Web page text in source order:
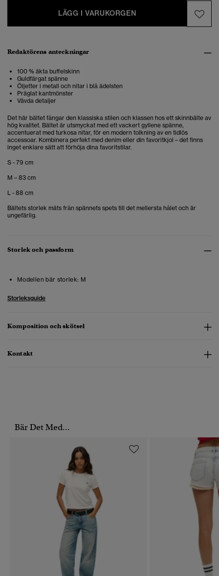
LÄGG I VARUKORGEN
Redaktörens anteckningar
100 % äkta buffelskinn
Guldfärgat spänne
Öljetter i metall och nitar i blå ädelsten
Präglat kantmönster
Vävda detaljer
Det här bältet fångar den klassiska stilen och klassen hos ett skinnbälte av
hög kvalitet. Bältet är utsmyckat med ett vackert gyllene spänne,
accentuerat med turkosa nitar, för en modern tolkning av en tidlös
accessoar. Kombinera perfekt med denim eller din favoritkjol – det finns
inget enklare sätt att förhöja dina favoritstilar.
S - 79 cm
M – 83 cm
L - 88 cm
Bältets storlek mäts från spännets spets till det mellersta hålet och är
ungefärlig.
Storlek och passform
Modellen bär storlek: M
Storleksguide
Komposition och skötsel
Kontakt
Bär Det Med...